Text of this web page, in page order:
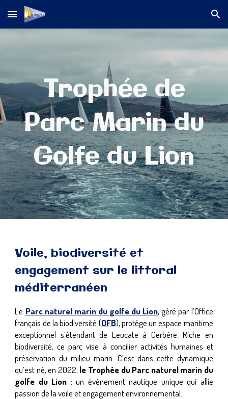
Skip to main content Skip to navigation
Trophée de
Parc Marin du
Golfe du Lion
Voile, biodiversité et
engagement sur le littoral
méditerranéen
Le Parc naturel marin du golfe du Lion, géré par l’Office
français de la biodiversité (OFB), protège un espace maritime
exceptionnel s’étendant de Leucate à Cerbère. Riche en
biodiversité, ce parc vise à concilier activités humaines et
préservation du milieu marin. C’est dans cette dynamique
qu’est né, en 2022,le Trophée du Parc naturel marin du
golfe du Lion : un événement nautique unique qui allie
passion de la voile et engagement environnemental.